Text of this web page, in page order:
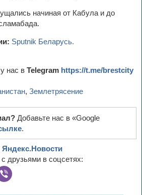
начиная от Кабула и до
Sputnik Беларусь.
нас в Telegram https://t.me/brestcity
, Землетрясение
Добавьте нас в «Google
.
Яндекс.Новости
друзьями в соцсетях: